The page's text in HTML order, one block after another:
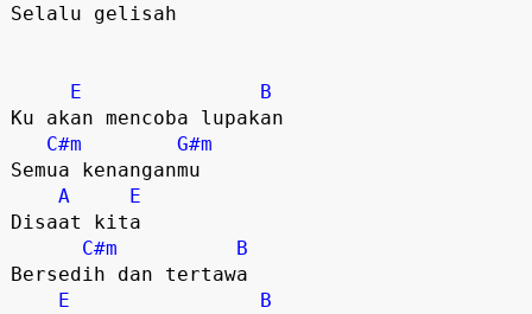
Selalu gelisah
E
B
Ku akan mencoba lupakan
C#m
G#m
Semua kenanganmu
A
E
Disaat kita
C#m
B
Bersedih dan tertawa
E
B